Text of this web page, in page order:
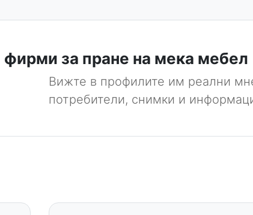
за пране на мека мебел
Вижте в профилите им реални
потребители, снимки и